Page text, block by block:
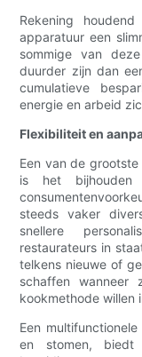
Rekening
apparatuur een
sommige van
duurder zijn dan
cumulatieve
energie en arbeid
Flexibiliteit en
Een van de
is het bijhouden
steeds vaker
snellere
restaurateurs in
telkens nieuwe of
schaffen
kookmethode willen
Een
en stomen, biedt